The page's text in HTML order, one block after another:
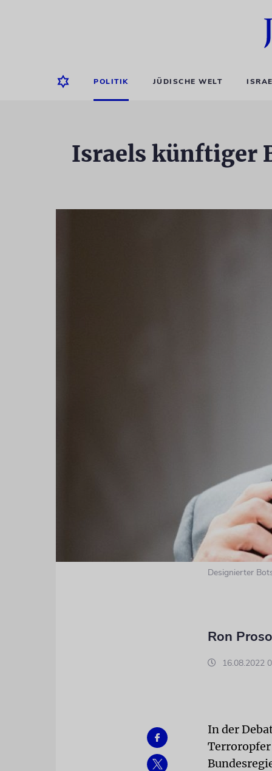
POLITIK JÜDISCHE WELT
Israels künftiger
Designierter
Ron
16.08.2022
In der
Terroropfer